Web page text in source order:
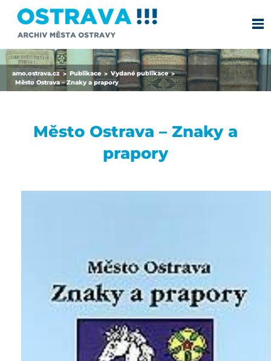
amo.ostrava.cz > Publikace > Vydané publikace >
Město Ostrava – Znaky a prapory
Město Ostrava – Znaky a
prapory